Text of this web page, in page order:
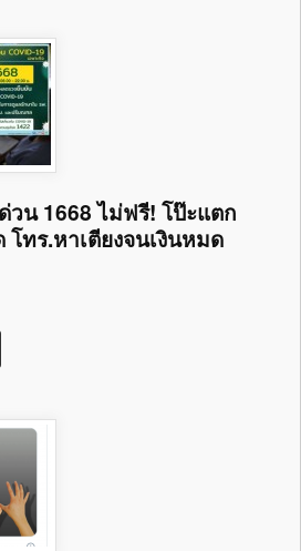
น 1668 ไม่ฟรี! โป๊ะแตก
ทร.หาเตียงจนเงินหมด